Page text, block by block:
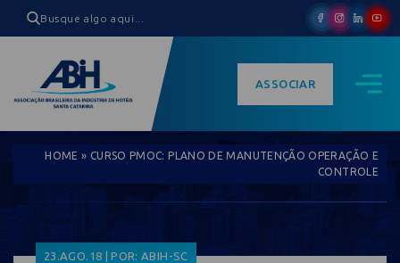
ASSOCIAR
HOME » CURSO PMOC: PLANO DE MANUTENÇÃO OPERAÇÃO E
CONTROLE
23.AGO.18 | POR: ABIH-SC